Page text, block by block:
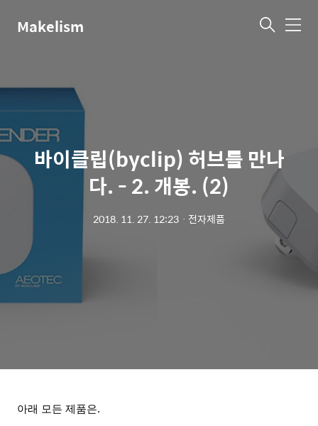
Makelism 메
바이클립(byclip) 허브를 만나
다. - 2. 개봉. (2)
2018. 11. 27. 12:23 ㆍ 전자제품
아래 모든 제품은.